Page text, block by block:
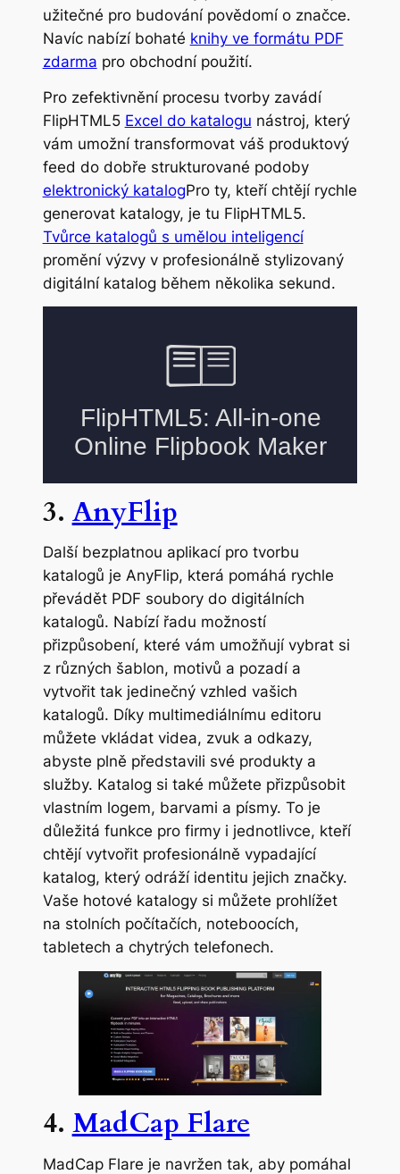
užitečné pro budování povědomí o značce.
Navíc nabízí bohaté knihy ve formátu PDF
zdarma pro obchodní použití.
Pro zefektivnění procesu tvorby zavádí
FlipHTML5 Excel do katalogu nástroj, který
vám umožní transformovat váš produktový
feed do dobře strukturované podoby
elektronický katalogPro ty, kteří chtějí rychle
generovat katalogy, je tu FlipHTML5.
Tvůrce katalogů s umělou inteligencí
promění výzvy v profesionálně stylizovaný
digitální katalog během několika sekund.
3. AnyFlip
Další bezplatnou aplikací pro tvorbu
katalogů je AnyFlip, která pomáhá rychle
převádět PDF soubory do digitálních
katalogů. Nabízí řadu možností
přizpůsobení, které vám umožňují vybrat si
z různých šablon, motivů a pozadí a
vytvořit tak jedinečný vzhled vašich
katalogů. Díky multimediálnímu editoru
můžete vkládat videa, zvuk a odkazy,
abyste plně představili své produkty a
služby. Katalog si také můžete přizpůsobit
vlastním logem, barvami a písmy. To je
důležitá funkce pro firmy i jednotlivce, kteří
chtějí vytvořit profesionálně vypadající
katalog, který odráží identitu jejich značky.
Vaše hotové katalogy si můžete prohlížet
na stolních počítačích, noteboocích,
tabletech a chytrých telefonech.
4.MadCap Flare
MadCap Flare je navržen tak, aby pomáhal